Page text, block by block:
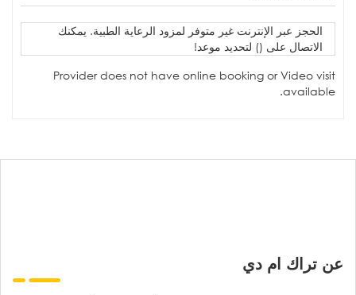
الحجز عبر الإنترنت غير متوفر لمزود الرعاية الطبية. يمكنك
الاتصال على () لتحديد موعد!
Provider does not have online booking or Video visit
available.
عن تراك ام دي